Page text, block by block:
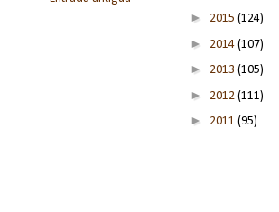
► 2015 (124)
► 2014 (107)
► 2013 (105)
► 2012 (111)
► 2011 (95)